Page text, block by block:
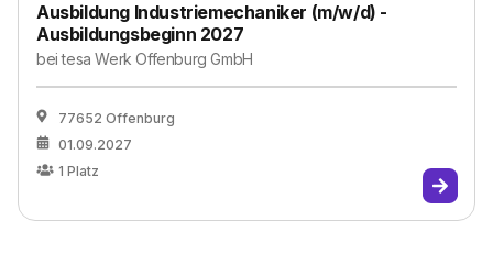
Ausbildung Industriemechaniker (m/w/d) -
Ausbildungsbeginn 2027
beitesa Werk Offenburg GmbH
77652 Offenburg
01.09.2027
1 Platz